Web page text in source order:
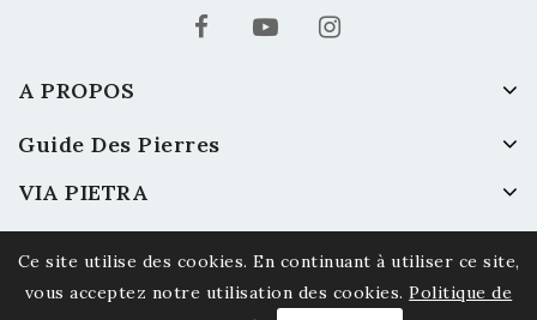
A PROPOS
Guide Des Pierres
VIA PIETRA
Ce site utilise des cookies. En continuant à utiliser ce site,
vous acceptez notre utilisation des cookies. Politique de